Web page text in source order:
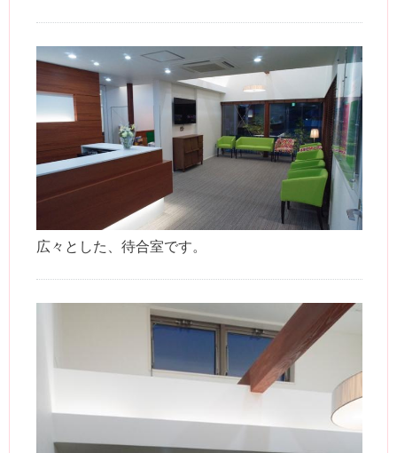
広々とした、待合室です。